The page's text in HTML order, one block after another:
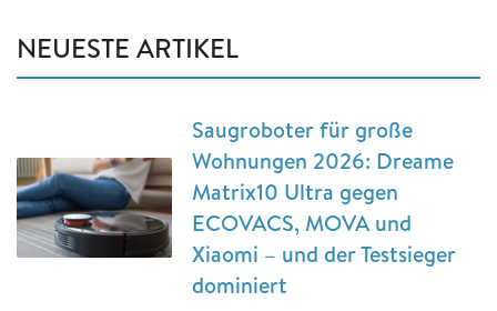
NEUESTE ARTIKEL
Saugroboter für große
Wohnungen 2026: Dreame
Matrix10 Ultra gegen
ECOVACS, MOVA und
Xiaomi – und der Testsieger
dominiert